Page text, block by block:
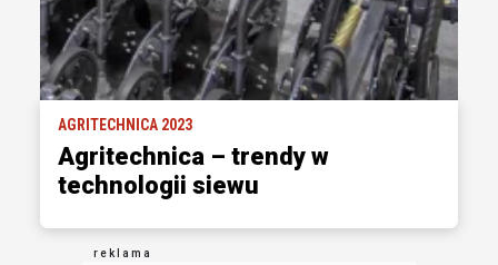
AGRITECHNICA 2023
Agritechnica – trendy w
technologii siewu